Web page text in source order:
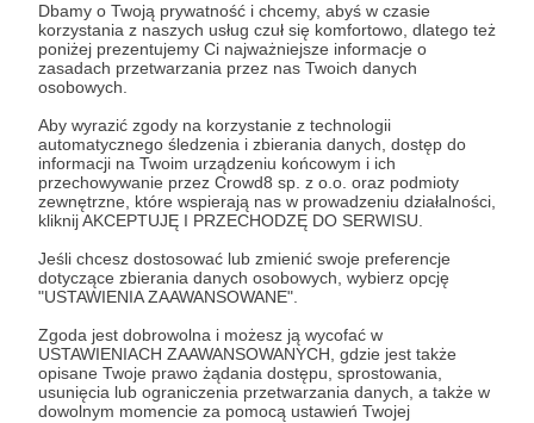
Dbamy o Twoją prywatność i chcemy, abyś w czasie
korzystania z naszych usług czuł się komfortowo, dlatego też
poniżej prezentujemy Ci najważniejsze informacje o
zasadach przetwarzania przez nas Twoich danych
osobowych.
Aby wyrazić zgody na korzystanie z technologii
automatycznego śledzenia i zbierania danych, dostęp do
informacji na Twoim urządzeniu końcowym i ich
przechowywanie przez Crowd8 sp. z o.o. oraz podmioty
zewnętrzne, które wspierają nas w prowadzeniu działalności,
kliknij AKCEPTUJĘ I PRZECHODZĘ DO SERWISU.
Jeśli chcesz dostosować lub zmienić swoje preferencje
dotyczące zbierania danych osobowych, wybierz opcję
"USTAWIENIA ZAAWANSOWANE".
Zgoda jest dobrowolna i możesz ją wycofać w
USTAWIENIACH ZAAWANSOWANYCH, gdzie jest także
opisane Twoje prawo żądania dostępu, sprostowania,
usunięcia lub ograniczenia przetwarzania danych, a także w
dowolnym momencie za pomocą ustawień Twojej
Słuchaj Godzina Szumu w aplikacji Patronite
Audio
Co w polskiej sztuce piszczy, czy może raczej –
szumi? Co dwa tygodnie w środę naczelna
magazynu „Szum” Karolina Plinta rozmawia z
artystkami, artystami, pracownikami i politykami